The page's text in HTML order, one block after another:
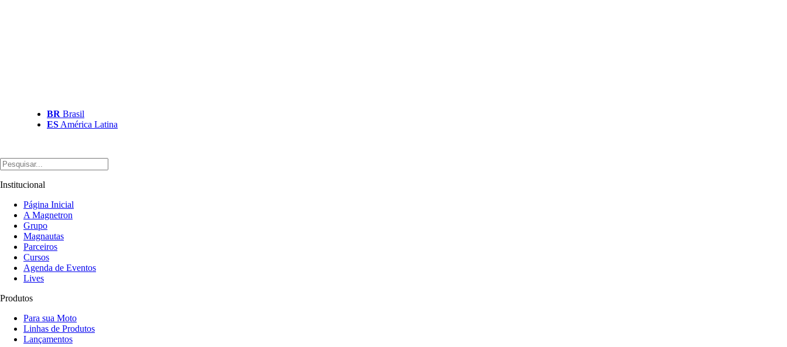
BR Brasil
ES América Latina
Institucional
Página Inicial
A Magnetron
Grupo
Magnautas
Parceiros
Cursos
Agenda de Eventos
Lives
Produtos
Para sua Moto
Linhas de Produtos
Lançamentos